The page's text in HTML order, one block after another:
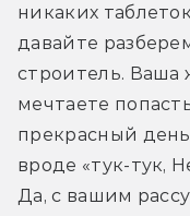
никаких
давайте
строитель.
мечтаете
прекрасный
вроде «тук-тук,
Да, с вашим